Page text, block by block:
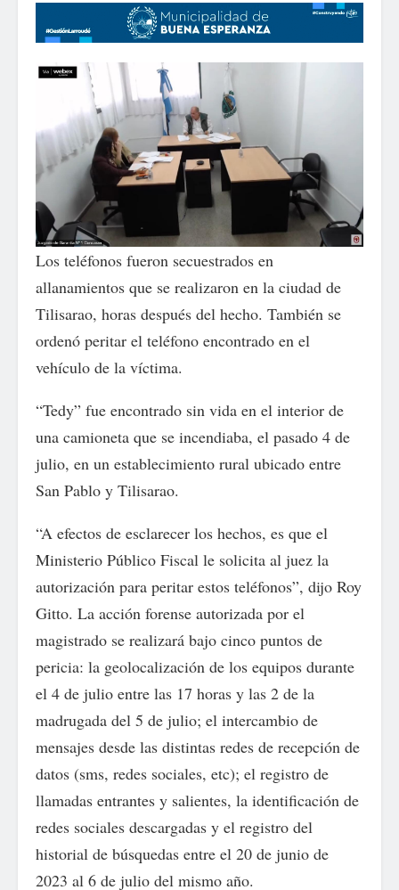
Los teléfonos fueron secuestrados en
allanamientos que se realizaron en la ciudad de
Tilisarao, horas después del hecho. También se
ordenó peritar el teléfono encontrado en el
vehículo de la víctima.
“Tedy” fue encontrado sin vida en el interior de
una camioneta que se incendiaba, el pasado 4 de
julio, en un establecimiento rural ubicado entre
San Pablo y Tilisarao.
“A efectos de esclarecer los hechos, es que el
Ministerio Público Fiscal le solicita al juez la
autorización para peritar estos teléfonos”, dijo Roy
Gitto. La acción forense autorizada por el
magistrado se realizará bajo cinco puntos de
pericia: la geolocalización de los equipos durante
el 4 de julio entre las 17 horas y las 2 de la
madrugada del 5 de julio; el intercambio de
mensajes desde las distintas redes de recepción de
datos (sms, redes sociales, etc); el registro de
llamadas entrantes y salientes, la identificación de
redes sociales descargadas y el registro del
historial de búsquedas entre el 20 de junio de
2023 al 6 de julio del mismo año.